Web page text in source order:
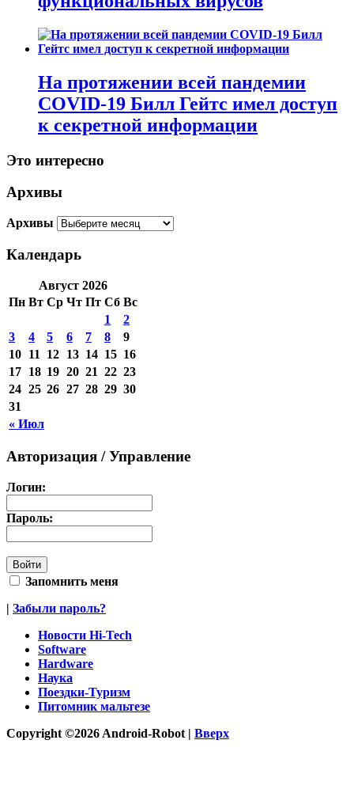
На протяжении всей пандемии
COVID-19 Билл Гейтс имел доступ
к секретной информации
Это интересно
Архивы
Архивы
Календарь
Август 2026
Пн Вт Ср Чт Пт Сб Вс
« Июл
1
2
3
4 5 6 7 8
9
10 11 12 13 14 15 16
17 18 19 20 21 22 23
24 25 26 27 28 29 30
31
Авторизация / Управление
Логин:
Пароль:
Запомнить меня
| Забыли пароль?
Новости Hi-Tech
Software
Hardware
Наука
Поездки-Туризм
Питомник мальтезе
Copyright ©2026 Android-Robot | Вверх